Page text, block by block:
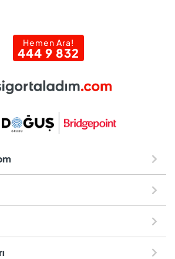
Hemen Ara!
444 9 832